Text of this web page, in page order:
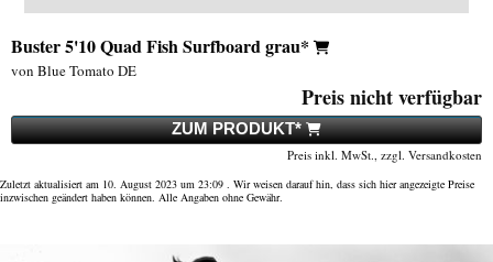
Buster 5'10 Quad Fish Surfboard grau*
von Blue Tomato DE
Preis nicht verfügbar
ZUM PRODUKT*
Preis inkl. MwSt., zzgl. Versandkosten
Zuletzt aktualisiert am 10. August 2023 um 23:09 . Wir weisen darauf hin, dass sich hier angezeigte Preise
inzwischen geändert haben können. Alle Angaben ohne Gewähr.